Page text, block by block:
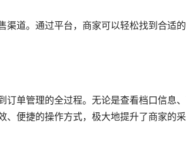
渠道。通过平台，商家可以轻松找到合适
订单管理的全过程。无论是查看档口信息
、便捷的操作方式，极大地提升了商家的